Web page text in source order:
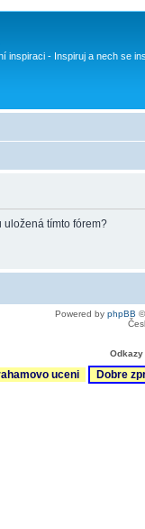
inspiraci - Inspiruj a nech se
uložená tímto fórem?
Powered by phpBB
uceni Dobre